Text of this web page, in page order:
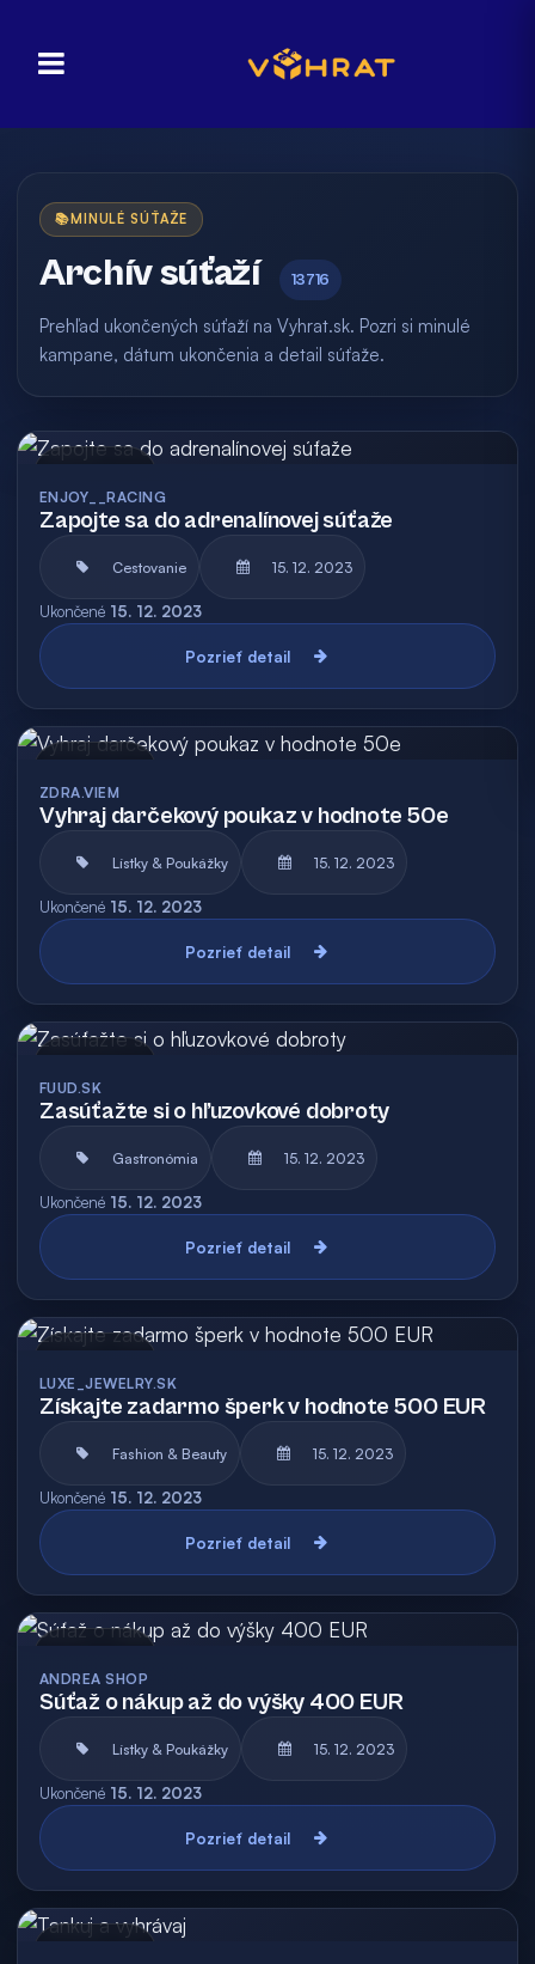
📚 MINULÉ SÚŤAŽE
Archív súťaží 13716
Prehľad ukončených súťaží na Vyhrat.sk. Pozri si minulé
kampane, dátum ukončenia a detail súťaže.
ENJOY__RACING
Zapojte sa do adrenalínovej súťaže
Cestovanie 15. 12. 2023
Ukončené 15. 12. 2023
Pozrieť detail
ZDRA.VIEM
Vyhraj darčekový poukaz v hodnote 50e
Lístky & Poukážky 15. 12. 2023
Ukončené 15. 12. 2023
Pozrieť detail
FUUD.SK
Zasúťažte si o hľuzovkové dobroty
Gastronómia 15. 12. 2023
Ukončené 15. 12. 2023
Pozrieť detail
LUXE_JEWELRY.SK
Získajte zadarmo šperk v hodnote 500 EUR
Fashion & Beauty 15. 12. 2023
Ukončené 15. 12. 2023
Pozrieť detail
ANDREA SHOP
Súťaž o nákup až do výšky 400 EUR
Lístky & Poukážky 15. 12. 2023
Ukončené 15. 12. 2023
Pozrieť detail